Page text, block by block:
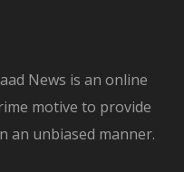
News is an online
motive to provide
an unbiased manner.